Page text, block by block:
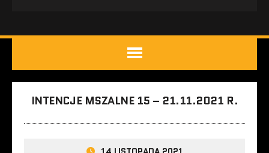
INTENCJE MSZALNE 15 – 21.11.2021 R.